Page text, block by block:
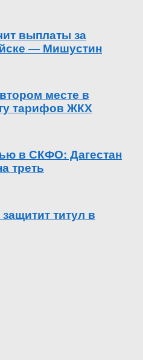
выплаты за
— Мишустин
месте в
тарифов ЖКХ
в СКФО: Дагестан
треть
титул в